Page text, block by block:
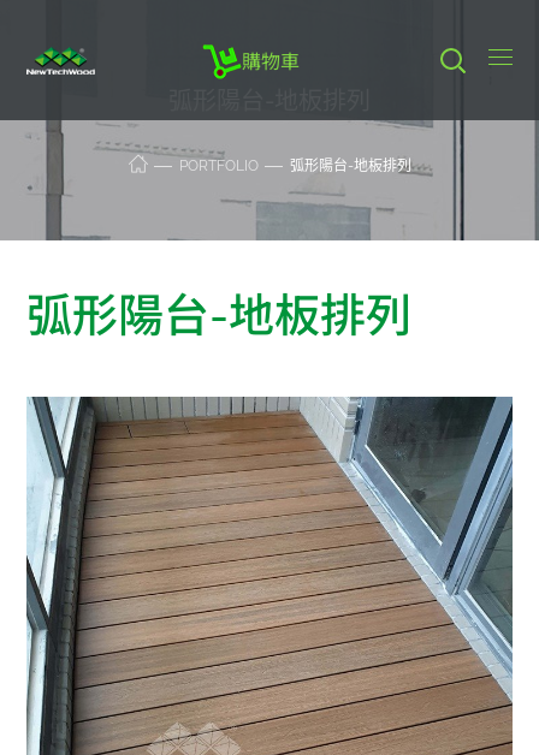
購物車
PORTFOLIO 弧形陽台-地板排列
弧形陽台-地板排列